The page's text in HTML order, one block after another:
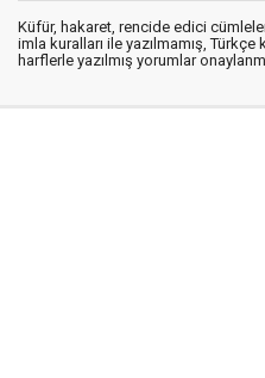
Küfür, hakaret, rencide edici
imla kuralları ile yazılmamış,
harflerle yazılmış yorumlar